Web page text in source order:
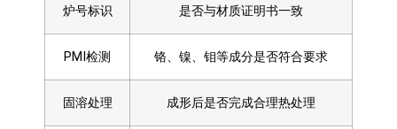
炉号标识 是否与材质证明书一致
PMI检测 铬、镍、钼等成分是否符合要求
固溶处理 成形后是否完成合理热处理